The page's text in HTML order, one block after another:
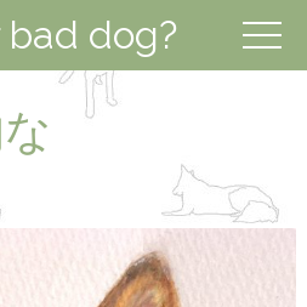
dog?